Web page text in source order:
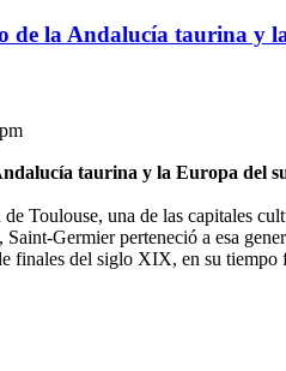
de la Andalucía taurina y
taurina y la Europa del
Toulouse, una de las capitales
Germier perteneció a esa
finales del siglo XIX, en su tiempo